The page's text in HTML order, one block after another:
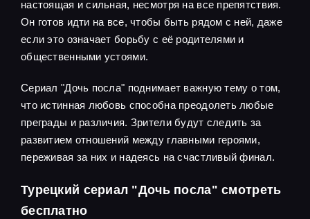
настоящая и сильная, несмотря на все препятствия.
Он готов идти на все, чтобы быть рядом с ней, даже
если это означает борьбу с её родителями и
общественными устоями.
Сериал "Дочь посла" поднимает важную тему о том,
что истинная любовь способна преодолеть любые
преграды и различия. Зрители будут следить за
развитием отношений между главными героями,
переживая за них и надеясь на счастливый финал.
Турецкий сериал "Дочь посла" смотреть
бесплатно